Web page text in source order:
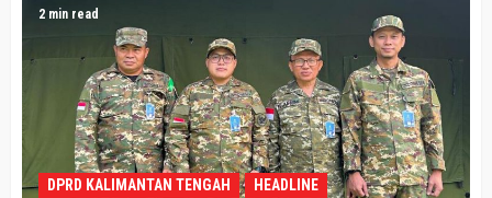
2 min read
DPRD KALIMANTAN TENGAH HEADLINE